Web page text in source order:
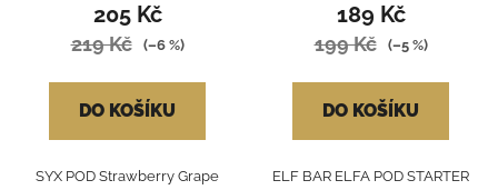
205 Kč
219 Kč (–6 %)
DO KOŠÍKU
SYX POD Strawberry Grape
189 Kč
199 Kč (–5 %)
DO KOŠÍKU
ELF BAR ELFA POD STARTER